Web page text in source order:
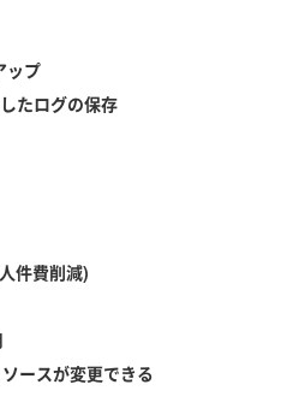
ップ
たログの保存
件費削減)
ースが変更できる